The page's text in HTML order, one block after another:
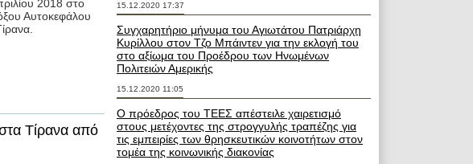
2018 στο
Αυτοκεφάλου
Τίρανα από
15.12.2020 17:37
Συγχαρητήριο μήνυμα του Αγιωτάτου Πατριάρχη
Κυρίλλου στον Τζο Μπάιντεν για την εκλογή του
στο αξίωμα του Προέδρου των Ηνωμένων
Πολιτειών Αμερικής
15.12.2020 11:05
Ο πρόεδρος του ΤΕΕΣ απέστειλε χαιρετισμό
στους μετέχοντες της στρογγυλής τραπέζης για
τις εμπειρίες των θρησκευτικών κοινοτήτων στον
τομέα της κοινωνικής διακονίας